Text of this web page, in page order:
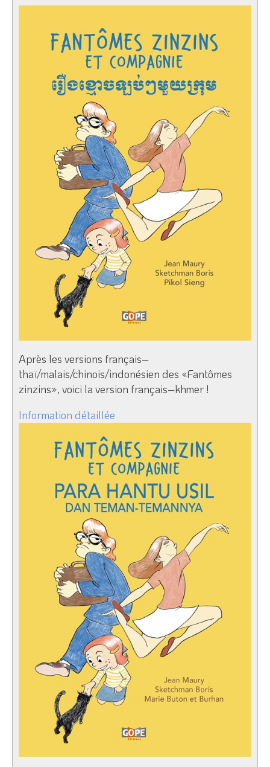
Après les versions français–
thaï/malais/chinois/indonésien des «Fantômes
zinzins», voici la version français–khmer !
Information détaillée